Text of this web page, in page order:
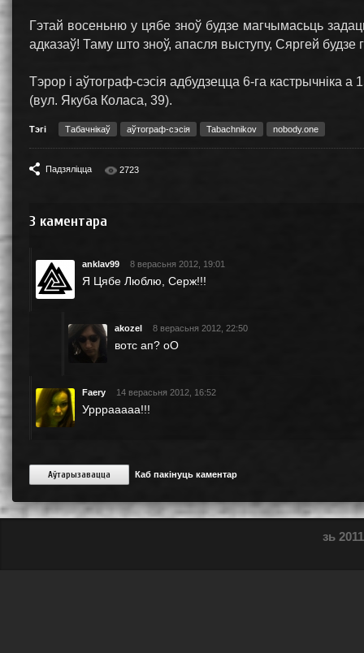
Гэтай восеньню у цябе зноў будзе магчымасьць
адказаў! Таму што зноў, апасля выступу, Сяргей
Тэрор і аўтограф-сэсія адбудзецца 6-га кастрычніка
(вул. Якуба Коласа, 39).
Тэгі Табачнікаў аўтограф-сэсія Tabachnikov nobody.one
Падзяліцца 2723
3 каментара
anklav99 8 верасьня 2012, 19:01
Я Цябе Люблю, Серж!!!
akozel 8 верасьня 2012, 22:50
вотс ап? оО
Faery 14 верасьня 2012, 16:52
Урррааааа!!!
Аўтарызавацца Каб пакінуць каментар
зь 2011